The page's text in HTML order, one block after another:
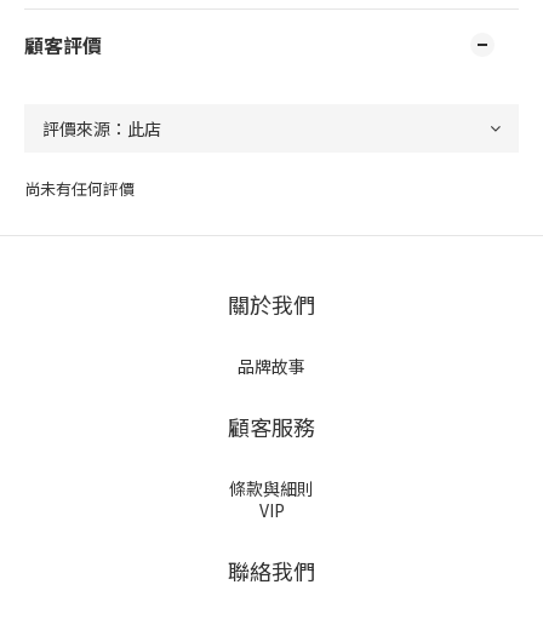
顧客評價
尚未有任何評價
關於我們
品牌故事
顧客服務
條款與細則
VIP
聯絡我們